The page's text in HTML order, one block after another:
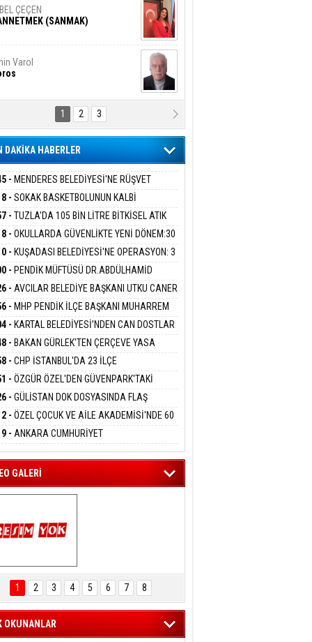
ÇEÇEN
(SANMAK)
Varol
DNA Kuşaklararası
Biyolojik Faturası
Adıyaman
Bu Sahaya Sığmazam
Ali Çölük
Satırın İçindeki İnsan
Kılıç
ATEŞE ATILAN VİCDAN
BAŞARSLAN
Kaynas
1 2 3
DAKİKA HABERLER
- MENDERES BELEDİYESİ'NE RÜŞVET
BAŞKANI İLKAY ÇİÇEK
SEVK EDİLDİ
- SOKAK BASKETBOLUNUN KALBİ
ATACAK
- TUZLA'DA 105 BİN LİTRE BİTKİSEL ATIK
TOPLANDI
- OKULLARDA GÜVENLİKTE YENİ DÖNEM:30
ALINACAK DEDEKTÖRLÜ ARAMA
- KUŞADASI BELEDİYESİ'NE OPERASYON: 3
15 GÖZALTI
- PENDİK MÜFTÜSÜ DR.ABDÜLHAMİD
BASIN MENSUPLARINI AĞIRLADI
- AVCILAR BELEDİYE BAŞKANI UTKU CANER
HAKKINDA TAHLİYE KARARI
- MHP PENDİK İLÇE BAŞKANI MUHARREM
ORDULULAR DERNEĞİ HEYETİNİ
- KARTAL BELEDİYESİ’NDEN CAN DOSTLAR
DEV YATIRIM!
- BAKAN GÜRLEK'TEN ÇERÇEVE YASA
ÇİZGİMİZ ŞEHİT AİLELERİ
HASSASİYETİDİR''
- CHP İSTANBUL'DA 23 İLÇE
ATAMALAR GERÇEKLEŞTİ
- ÖZGÜR ÖZEL'DEN GÜVENPARK'TAKİ
DESTEK:''SONUÇ ALANA KADAR
- GÜLİSTAN DOK DOSYASINDA FLAŞ
2 DALGIÇ DELİL KARARTMA
TUTUTKLANDI
- ÖZEL ÇOCUK VE AİLE AKADEMİSİ'NDE 60
HİZMET VERİLDİ
- ANKARA CUMHURİYET
ÖZGÜR ÖZEL VE VELİ
HAKKINDA FEZLEKE
GALERİ
ENGELSİZ
FESTİVALİ
KONSERİ
MEST
1 2 3 4 5 6 7 8
OKUNANLAR